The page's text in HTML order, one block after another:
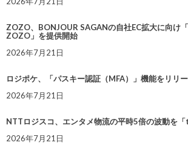
ZOZO、BONJOUR SAGANの自社EC拡大に向け
ZOZO」を提供開始
2026年7月21日
ロジポケ、「パスキー認証（MFA）」機能をリリ
2026年7月21日
NTTロジスコ、エンタメ物流の平時5倍の波動を
2026年7月21日